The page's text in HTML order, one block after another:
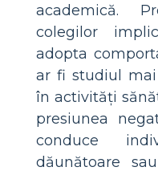
academică.
colegilor
adopta
ar fi studiul
în activități
presiunea
conduce
dăunătoare